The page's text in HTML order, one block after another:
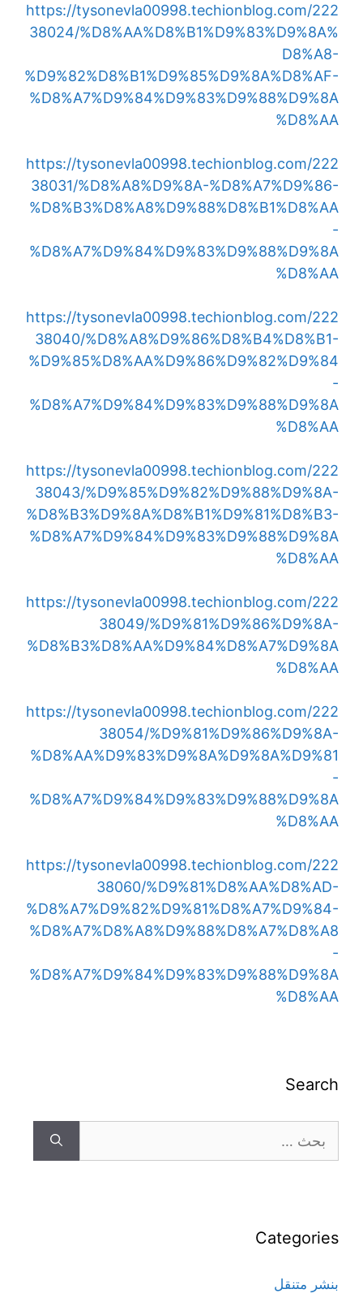
https://tysonevla00998.techionblog.com/222
38024/%D8%AA%D8%B1%D9%83%D9%8A%
D8%A8-
%D9%82%D8%B1%D9%85%D9%8A%D8%AF-
%D8%A7%D9%84%D9%83%D9%88%D9%8A
%D8%AA
https://tysonevla00998.techionblog.com/222
38031/%D8%A8%D9%8A-%D8%A7%D9%86-
%D8%B3%D8%A8%D9%88%D8%B1%D8%AA
-
%D8%A7%D9%84%D9%83%D9%88%D9%8A
%D8%AA
https://tysonevla00998.techionblog.com/222
38040/%D8%A8%D9%86%D8%B4%D8%B1-
%D9%85%D8%AA%D9%86%D9%82%D9%84
-
%D8%A7%D9%84%D9%83%D9%88%D9%8A
%D8%AA
https://tysonevla00998.techionblog.com/222
38043/%D9%85%D9%82%D9%88%D9%8A-
%D8%B3%D9%8A%D8%B1%D9%81%D8%B3-
%D8%A7%D9%84%D9%83%D9%88%D9%8A
%D8%AA
https://tysonevla00998.techionblog.com/222
38049/%D9%81%D9%86%D9%8A-
%D8%B3%D8%AA%D9%84%D8%A7%D9%8A
%D8%AA
https://tysonevla00998.techionblog.com/222
38054/%D9%81%D9%86%D9%8A-
%D8%AA%D9%83%D9%8A%D9%8A%D9%81
-
%D8%A7%D9%84%D9%83%D9%88%D9%8A
%D8%AA
https://tysonevla00998.techionblog.com/222
38060/%D9%81%D8%AA%D8%AD-
%D8%A7%D9%82%D9%81%D8%A7%D9%84-
%D8%A7%D8%A8%D9%88%D8%A7%D8%A8
-
%D8%A7%D9%84%D9%83%D9%88%D9%8A
%D8%AA
Search
Categories
بنشر متنقل